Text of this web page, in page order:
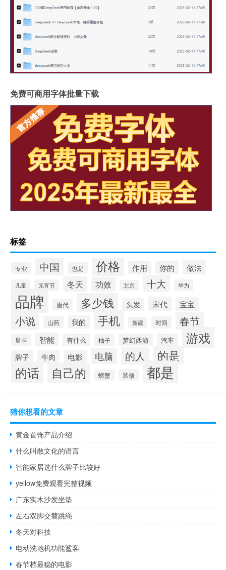
免费可商用字体批量下载
标签
专业 中国 也是 价格 作用 你的 做法
儿童 元宵节 冬天 功效 北京 十大 华为
品牌 唐代 多少钱 头发 宋代 宝宝
小说 山药 我的 手机 新疆 时间 春节
显卡 智能 有什么 柚子 梦幻西游 汽车 游戏
牌子 牛肉 电影 电脑 的人 的是
的话 自己的 螃蟹 装修 都是
猜你想看的文章
黄金首饰产品介绍
什么叫散文化的语言
智能家居选什么牌子比较好
yellow免费观看完整视频
广东实木沙发坐垫
左右双脚交替跳绳
冬天对科技
电动洗地机功能鲨客
春节档最稳的电影